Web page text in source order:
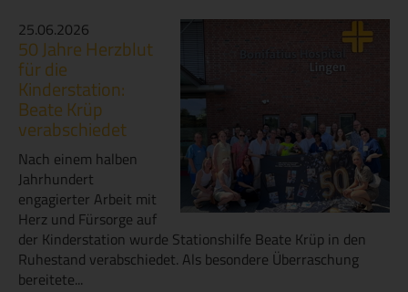
25.06.2026
50 Jahre Herzblut
für die
Kinderstation:
Beate Krüp
verabschiedet
Nach einem halben
Jahrhundert
engagierter Arbeit mit
Herz und Fürsorge auf
der Kinderstation wurde Stationshilfe Beate Krüp in den
Ruhestand verabschiedet. Als besondere Überraschung
bereitete...